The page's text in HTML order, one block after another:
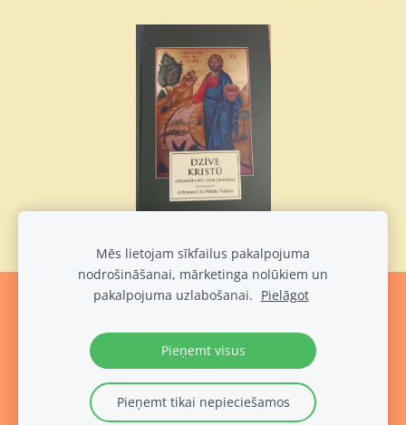
Sīkdatnes
Mēs lietojam sīkfailus pakalpojuma
nodrošināšanai, mārketinga nolūkiem un
pakalpojuma uzlabošanai. Pielāgot
Pieņemt visus
Pieņemt tikai nepieciešamos